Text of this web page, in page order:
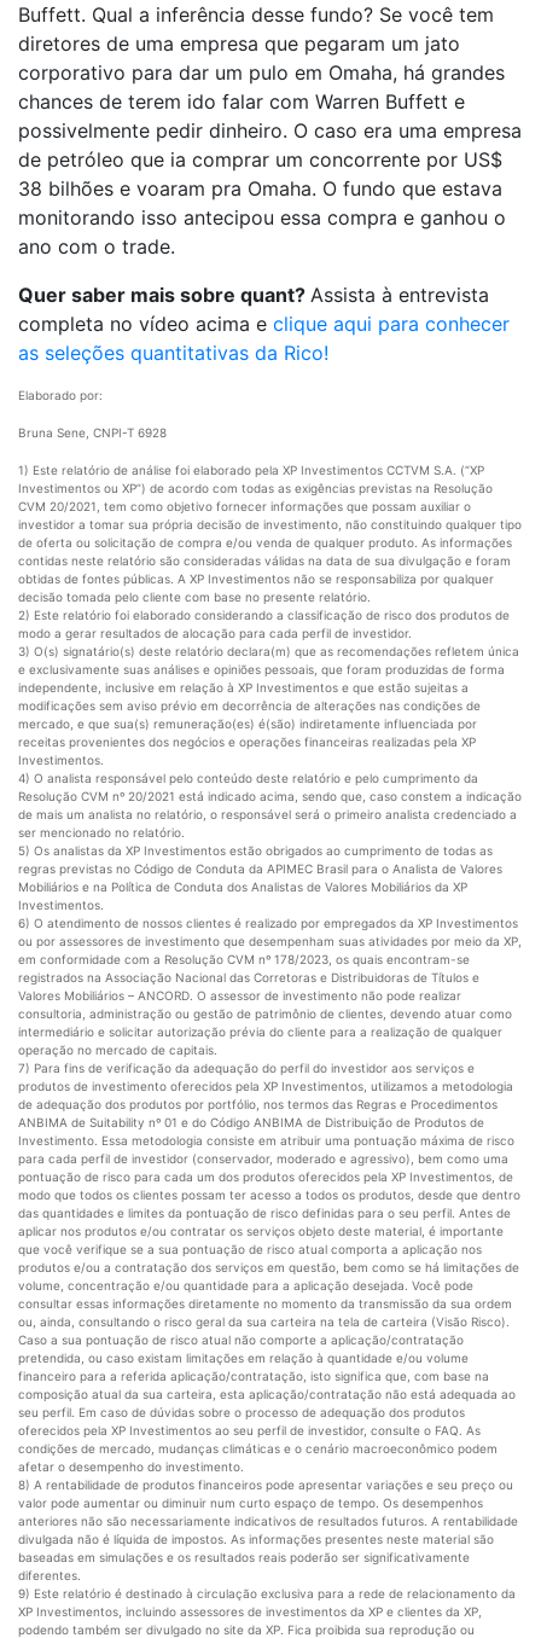
Buffett. Qual a inferência desse fundo? Se você tem
diretores de uma empresa que pegaram um jato
corporativo para dar um pulo em Omaha, há grandes
chances de terem ido falar com Warren Buffett e
possivelmente pedir dinheiro. O caso era uma empresa
de petróleo que ia comprar um concorrente por US$
38 bilhões e voaram pra Omaha. O fundo que estava
monitorando isso antecipou essa compra e ganhou o
ano com o trade.
Quer saber mais sobre quant? Assista à entrevista
completa no vídeo acima e clique aqui para conhecer
as seleções quantitativas da Rico!
Elaborado por:
Bruna Sene, CNPI-T 6928
1) Este relatório de análise foi elaborado pela XP Investimentos CCTVM S.A. (“XP
Investimentos ou XP”) de acordo com todas as exigências previstas na Resolução
CVM 20/2021, tem como objetivo fornecer informações que possam auxiliar o
investidor a tomar sua própria decisão de investimento, não constituindo qualquer tipo
de oferta ou solicitação de compra e/ou venda de qualquer produto. As informações
contidas neste relatório são consideradas válidas na data de sua divulgação e foram
obtidas de fontes públicas. A XP Investimentos não se responsabiliza por qualquer
decisão tomada pelo cliente com base no presente relatório.
2) Este relatório foi elaborado considerando a classificação de risco dos produtos de
modo a gerar resultados de alocação para cada perfil de investidor.
3) O(s) signatário(s) deste relatório declara(m) que as recomendações refletem única
e exclusivamente suas análises e opiniões pessoais, que foram produzidas de forma
independente, inclusive em relação à XP Investimentos e que estão sujeitas a
modificações sem aviso prévio em decorrência de alterações nas condições de
mercado, e que sua(s) remuneração(es) é(são) indiretamente influenciada por
receitas provenientes dos negócios e operações financeiras realizadas pela XP
Investimentos.
4) O analista responsável pelo conteúdo deste relatório e pelo cumprimento da
Resolução CVM nº 20/2021 está indicado acima, sendo que, caso constem a indicação
de mais um analista no relatório, o responsável será o primeiro analista credenciado a
ser mencionado no relatório.
5) Os analistas da XP Investimentos estão obrigados ao cumprimento de todas as
regras previstas no Código de Conduta da APIMEC Brasil para o Analista de Valores
Mobiliários e na Política de Conduta dos Analistas de Valores Mobiliários da XP
Investimentos.
6) O atendimento de nossos clientes é realizado por empregados da XP Investimentos
ou por assessores de investimento que desempenham suas atividades por meio da XP,
em conformidade com a Resolução CVM nº 178/2023, os quais encontram-se
registrados na Associação Nacional das Corretoras e Distribuidoras de Títulos e
Valores Mobiliários – ANCORD. O assessor de investimento não pode realizar
consultoria, administração ou gestão de patrimônio de clientes, devendo atuar como
intermediário e solicitar autorização prévia do cliente para a realização de qualquer
operação no mercado de capitais.
7) Para fins de verificação da adequação do perfil do investidor aos serviços e
produtos de investimento oferecidos pela XP Investimentos, utilizamos a metodologia
de adequação dos produtos por portfólio, nos termos das Regras e Procedimentos
ANBIMA de Suitability nº 01 e do Código ANBIMA de Distribuição de Produtos de
Investimento. Essa metodologia consiste em atribuir uma pontuação máxima de risco
para cada perfil de investidor (conservador, moderado e agressivo), bem como uma
pontuação de risco para cada um dos produtos oferecidos pela XP Investimentos, de
modo que todos os clientes possam ter acesso a todos os produtos, desde que dentro
das quantidades e limites da pontuação de risco definidas para o seu perfil. Antes de
aplicar nos produtos e/ou contratar os serviços objeto deste material, é importante
que você verifique se a sua pontuação de risco atual comporta a aplicação nos
produtos e/ou a contratação dos serviços em questão, bem como se há limitações de
volume, concentração e/ou quantidade para a aplicação desejada. Você pode
consultar essas informações diretamente no momento da transmissão da sua ordem
ou, ainda, consultando o risco geral da sua carteira na tela de carteira (Visão Risco).
Caso a sua pontuação de risco atual não comporte a aplicação/contratação
pretendida, ou caso existam limitações em relação à quantidade e/ou volume
financeiro para a referida aplicação/contratação, isto significa que, com base na
composição atual da sua carteira, esta aplicação/contratação não está adequada ao
seu perfil. Em caso de dúvidas sobre o processo de adequação dos produtos
oferecidos pela XP Investimentos ao seu perfil de investidor, consulte o FAQ. As
condições de mercado, mudanças climáticas e o cenário macroeconômico podem
afetar o desempenho do investimento.
8) A rentabilidade de produtos financeiros pode apresentar variações e seu preço ou
valor pode aumentar ou diminuir num curto espaço de tempo. Os desempenhos
anteriores não são necessariamente indicativos de resultados futuros. A rentabilidade
divulgada não é líquida de impostos. As informações presentes neste material são
baseadas em simulações e os resultados reais poderão ser significativamente
diferentes.
9) Este relatório é destinado à circulação exclusiva para a rede de relacionamento da
XP Investimentos, incluindo assessores de investimentos da XP e clientes da XP,
podendo também ser divulgado no site da XP. Fica proibida sua reprodução ou